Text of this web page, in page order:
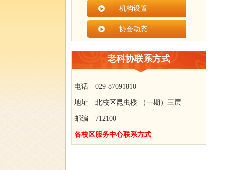
机构设置
协会动态
老科协联系方式
电话 029-87091810
地址 北校区昆虫楼 （一期）三层
邮编 712100
各校区服务中心联系方式